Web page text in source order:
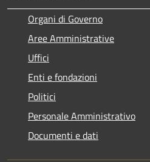
Organi di Governo
Aree Amministrative
Uffici
Enti e fondazioni
Politici
Personale Amministrativo
Documenti e dati